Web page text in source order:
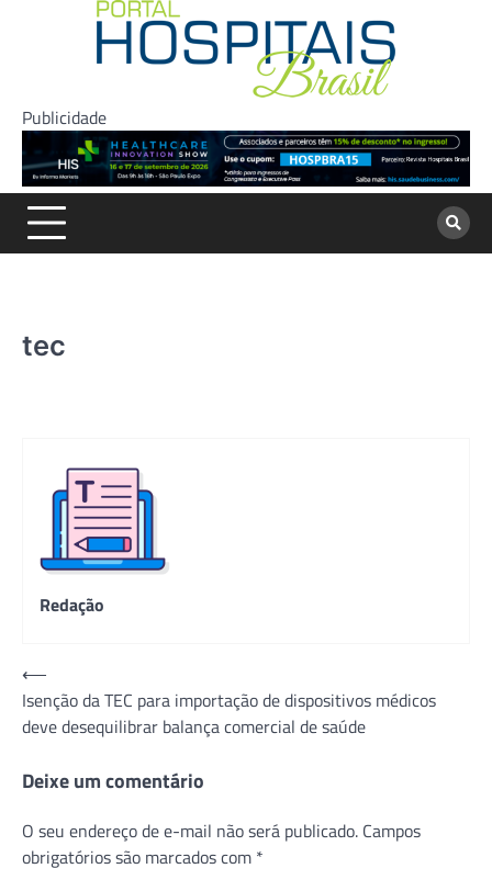
Publicidade
tec
Redação
Navegação
de
Post
⟵
Isenção da TEC para importação de dispositivos médicos
deve desequilibrar balança comercial de saúde
Deixe um comentário
O seu endereço de e-mail não será publicado. Campos
obrigatórios são marcados com *